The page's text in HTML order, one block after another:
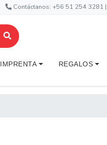
Contáctanos: +56 51 254 3281
IMPRENTA REGALOS